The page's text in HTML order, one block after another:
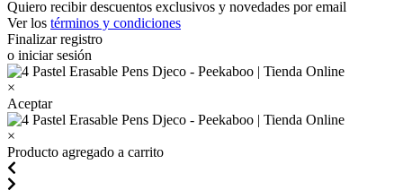
Quiero recibir descuentos exclusivos y novedades por email
Ver los términos y condiciones
Finalizar registro
o iniciar sesión
×
Aceptar
×
Producto agregado a carrito